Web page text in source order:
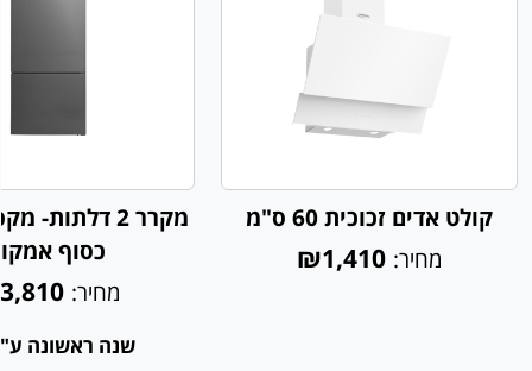
קולט אדים זכוכית 60 ס"מ
מחיר: ₪1,410
מקרר 2 דלתות-
כסוף
מחיר:
שנה ראשונה